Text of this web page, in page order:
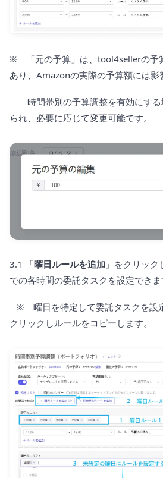
※ 「元の予算」は、tool4sellerの予
あり、Amazonの実際の予算額には影
時間帯別の予算調整を有効にする
られ、必要に応じて変更可能です。
3.1 「曜日ルールを追加 」をクリッ
での各時間の委託タスクを設定できま
※ 曜日を特定して委託タスクを設
クリックしルールをコピーします。